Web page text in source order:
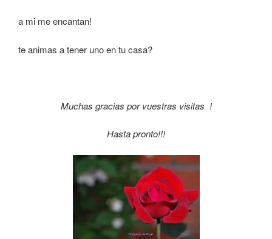
a mi me encantan!
te animas a tener uno en tu casa?
Muchas gracias por vuestras visitas !
Hasta pronto!!!